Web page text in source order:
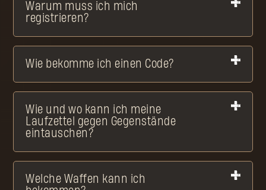
Warum muss ich mich
registrieren?
Wie bekomme ich einen Code?
Wie und wo kann ich meine
Laufzettel gegen Gegenstände
eintauschen?
Welche Waffen kann ich